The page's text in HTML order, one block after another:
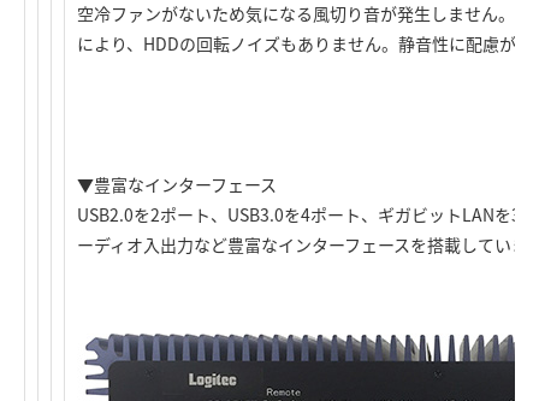
空冷ファンがないため気になる風切り音が発生しません。
により、HDDの回転ノイズもありません。静音性に配慮が
▼豊富なインターフェース
USB2.0を2ポート、USB3.0を4ポート、ギガビットLANを3
ーディオ入出力など豊富なインターフェースを搭載していま